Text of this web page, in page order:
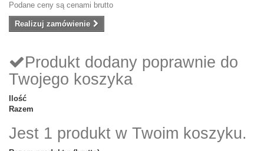
Podane ceny są cenami brutto
Realizuj zamówienie
Produkt dodany poprawnie do
Twojego koszyka
Ilość
Razem
Jest 1 produkt w Twoim koszyku.